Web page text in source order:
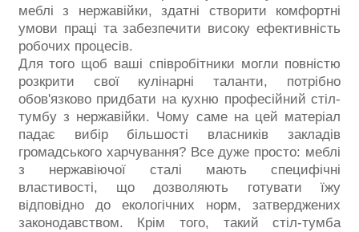
меблі з нержавійки, здатні створити комфортні
умови праці та забезпечити високу ефективність
робочих процесів.
Для того щоб ваші співробітники могли повністю
розкрити свої кулінарні таланти, потрібно
обов'язково придбати на кухню професійний стіл-
тумбу з нержавійки. Чому саме на цей матеріал
падає вибір більшості власників закладів
громадського харчування? Все дуже просто: меблі
з нержавіючої сталі мають специфічні
властивості, що дозволяють готувати їжу
відповідно до екологічних норм, затверджених
законодавством. Крім того, такий стіл-тумба